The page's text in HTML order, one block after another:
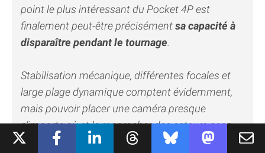
point le plus intéressant du Pocket 4P est
finalement peut-être précisémentsa capacité à
disparaître pendant le tournage.
Stabilisation mécanique, différentes focales et
large plage dynamique comptent évidemment,
mais pouvoir placer une caméra presque
n’importe où et la rapprocher des acteurs sans
installer une lourde infrastructure ouvre